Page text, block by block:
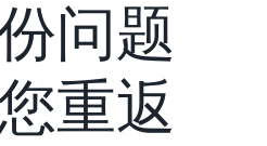
问题
重返